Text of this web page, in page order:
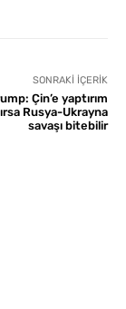
SONRAKI İÇERIK
Çin’e yaptırım
Rusya-Ukrayna
savaşı bitebilir